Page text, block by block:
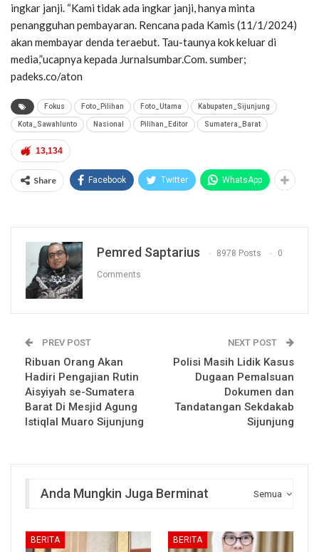
ingkar janji. “Kami tidak ada ingkar janji, hanya minta
penangguhan pembayaran. Rencana pada Kamis (11/1/2024)
akan membayar denda teraebut. Tau-taunya kok keluar di
media,”ucapnya kepada Jurnalsumbar.Com. sumber;
padeks.co/aton
Fokus Foto_Pilihan Foto_Utama Kabupaten_Sijunjung
Kota_Sawahlunto Nasional Pilihan_Editor Sumatera_Barat
13,134
Share Facebook Twitter WhatsApp
Pemred Saptarius 8978 Posts 0
Comments
PREV POST
Ribuan Orang Akan
Hadiri Pengajian Rutin
Aisyiyah se-Sumatera
Barat Di Mesjid Agung
Istiqlal Muaro Sijunjung
NEXT POST
Polisi Masih Lidik Kasus
Dugaan Pemalsuan
Dokumen dan
Tandatangan Sekdakab
Sijunjung
Semua
Anda Mungkin Juga Berminat
BERITA BERITA